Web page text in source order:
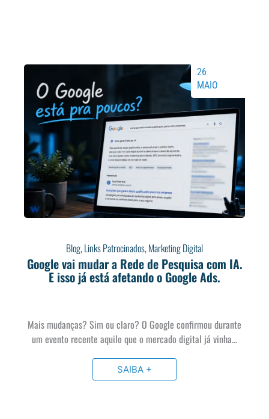
Blog,Links Patrocinados,Marketing Digital
Google vai mudar a Rede de Pesquisa com IA.
E isso já está afetando o Google Ads.
26
MAIO
Mais mudanças? Sim ou claro? O Google confirmou durante
um evento recente aquilo que o mercado digital já vinha…
SAIBA +